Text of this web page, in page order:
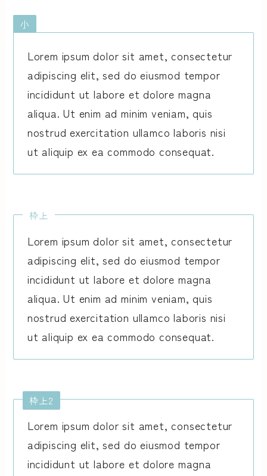
小
Lorem ipsum dolor sit amet, consectetur
adipiscing elit, sed do eiusmod tempor
incididunt ut labore et dolore magna
aliqua. Ut enim ad minim veniam, quis
nostrud exercitation ullamco laboris nisi
ut aliquip ex ea commodo consequat.
枠上
Lorem ipsum dolor sit amet, consectetur
adipiscing elit, sed do eiusmod tempor
incididunt ut labore et dolore magna
aliqua. Ut enim ad minim veniam, quis
nostrud exercitation ullamco laboris nisi
ut aliquip ex ea commodo consequat.
枠上2
Lorem ipsum dolor sit amet, consectetur
adipiscing elit, sed do eiusmod tempor
incididunt ut labore et dolore magna